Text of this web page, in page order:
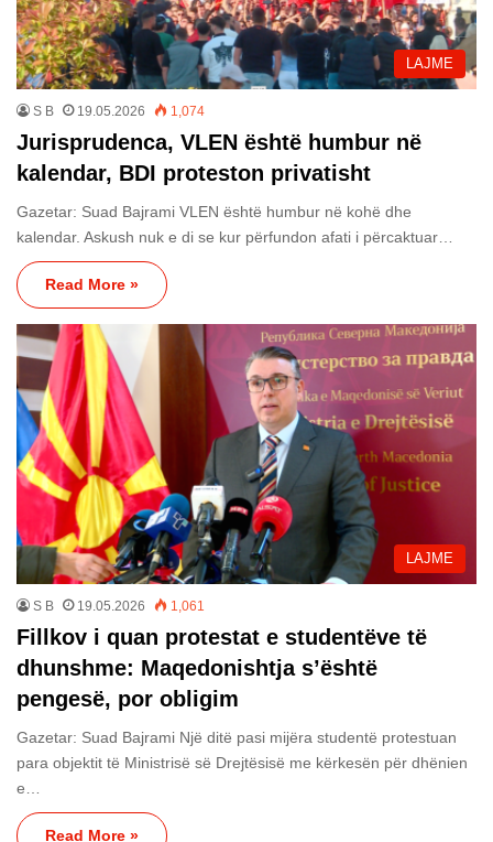
LAJME
S B 19.05.2026 1,074
Jurisprudenca, VLEN është humbur në
kalendar, BDI proteston privatisht
Gazetar: Suad Bajrami VLEN është humbur në kohë dhe
kalendar. Askush nuk e di se kur përfundon afati i përcaktuar…
Read More »
LAJME
S B 19.05.2026 1,061
Fillkov i quan protestat e studentëve të
dhunshme: Maqedonishtja s’është
pengesë, por obligim
Gazetar: Suad Bajrami Një ditë pasi mijëra studentë protestuan
para objektit të Ministrisë së Drejtësisë me kërkesën për dhënien
e…
Read More »